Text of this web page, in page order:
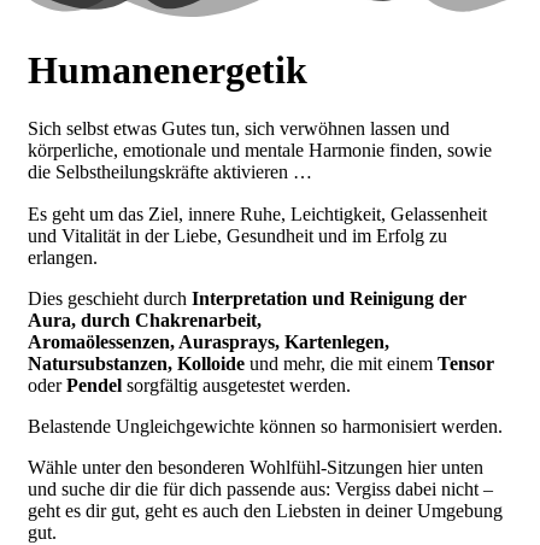
Humanenergetik
Sich selbst etwas Gutes tun, sich verwöhnen lassen und
körperliche, emotionale und mentale Harmonie finden, sowie
die Selbstheilungskräfte aktivieren …
Es geht um das Ziel, innere Ruhe, Leichtigkeit, Gelassenheit
und Vitalität in der Liebe, Gesundheit und im Erfolg zu
erlangen.
Dies geschieht durch Interpretation und Reinigung der
Aura, durch Chakrenarbeit,
Aromaölessenzen, Aurasprays, Kartenlegen,
Natursubstanzen, Kolloide und mehr, die mit einem Tensor
oderPendel sorgfältig ausgetestet werden.
Belastende Ungleichgewichte können so harmonisiert werden.
Wähle unter den besonderen Wohlfühl-Sitzungen hier unten
und suche dir die für dich passende aus: Vergiss dabei nicht –
geht es dir gut, geht es auch den Liebsten in deiner Umgebung
gut.